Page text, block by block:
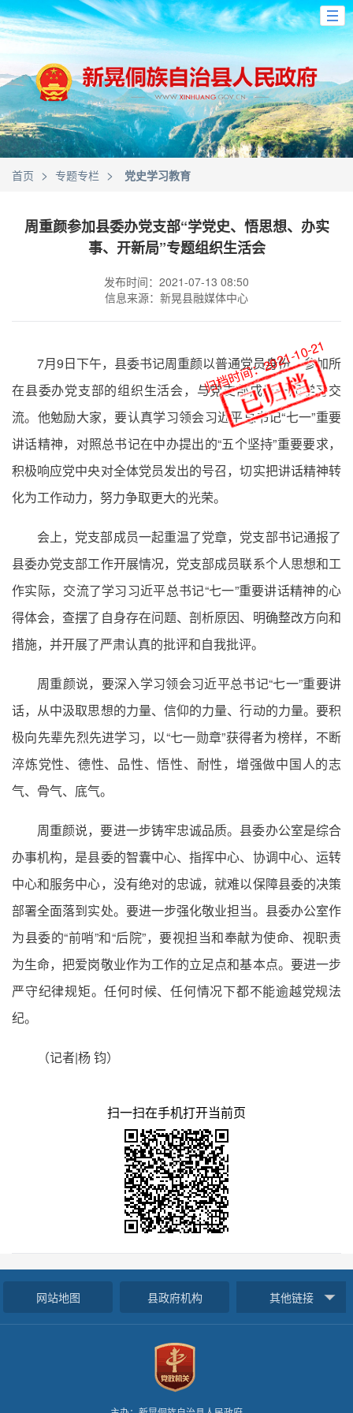
首页 > 专题专栏 > 党史学习教育
周重颜参加县委办党支部“学党史、悟思想、办实
事、开新局”专题组织生活会
发布时间：2021-07-13 08:50
信息来源：新晃县融媒体中心
7月9日下午，县委书记周重颜以普通党员身份，参加所
在县委办党支部的组织生活会，与党支部成员一起学习交
流。他勉励大家，要认真学习领会习近平总书记“七一”重要
讲话精神，对照总书记在中办提出的“五个坚持”重要要求，
积极响应党中央对全体党员发出的号召，切实把讲话精神转
化为工作动力，努力争取更大的光荣。
会上，党支部成员一起重温了党章，党支部书记通报了
县委办党支部工作开展情况，党支部成员联系个人思想和工
作实际，交流了学习习近平总书记“七一”重要讲话精神的心
得体会，查摆了自身存在问题、剖析原因、明确整改方向和
措施，并开展了严肃认真的批评和自我批评。
周重颜说，要深入学习领会习近平总书记“七一”重要讲
话，从中汲取思想的力量、信仰的力量、行动的力量。要积
极向先辈先烈先进学习，以“七一勋章”获得者为榜样，不断
淬炼党性、德性、品性、悟性、耐性，增强做中国人的志
气、骨气、底气。
周重颜说，要进一步铸牢忠诚品质。县委办公室是综合
办事机构，是县委的智囊中心、指挥中心、协调中心、运转
中心和服务中心，没有绝对的忠诚，就难以保障县委的决策
部署全面落到实处。要进一步强化敬业担当。县委办公室作
为县委的“前哨”和“后院”，要视担当和奉献为使命、视职责
为生命，把爱岗敬业作为工作的立足点和基本点。要进一步
严守纪律规矩。任何时候、任何情况下都不能逾越党规法
纪。
（记者|杨 钧）
扫一扫在手机打开当前页
网站地图 县政府机构 其他链接
归档时间：2021-10-21